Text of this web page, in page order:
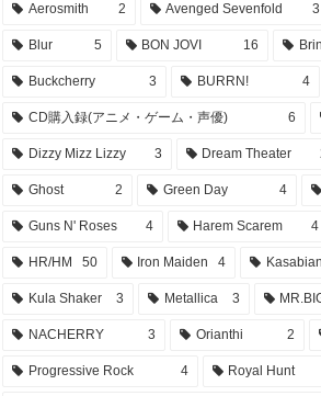
Aerosmith 2 Avenged Sevenfold 3
Blur 5 BON JOVI 16
Buckcherry 3 BURRN! 4
CD購入録(アニメ・ゲーム・声優) 6
Dizzy Mizz Lizzy 3 Dream Theater
Ghost 2 Green Day 4
Guns N' Roses 4 Harem Scarem 4
HR/HM 50 Iron Maiden 4 Kasabian
Kula Shaker 3 Metallica 3
NACHERRY 3 Orianthi 2
Progressive Rock 4 Royal Hunt